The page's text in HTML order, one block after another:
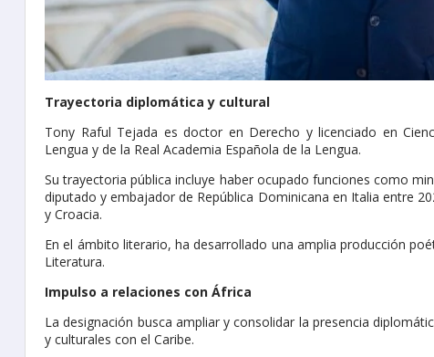
Trayectoria diplomática y cultural
Tony Raful Tejada es doctor en Derecho y licenciado en
Lengua y de la Real Academia Española de la Lengua.
Su trayectoria pública incluye haber ocupado funciones como
diputado y embajador de República Dominicana en Italia entre
y Croacia.
En el ámbito literario, ha desarrollado una amplia producción
Literatura.
Impulso a relaciones con África
La designación busca ampliar y consolidar la presencia
y culturales con el Caribe.